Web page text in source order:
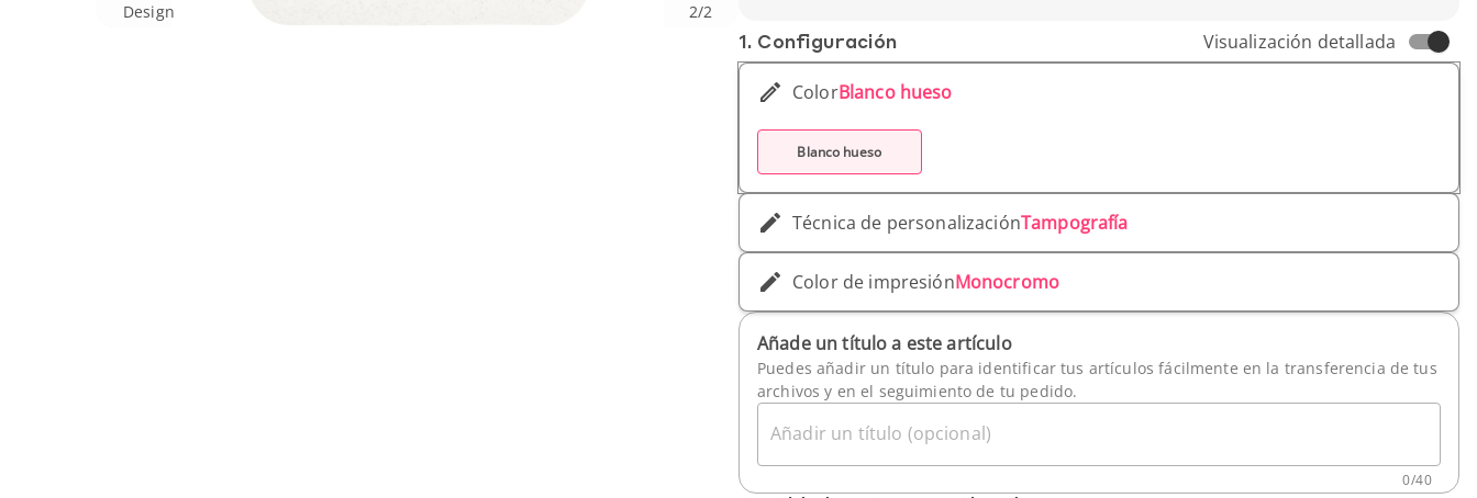
Design 2/2
1. Conf­iguración Visualización detallada
ColorBlanco hueso
Blanco hueso
Técnica de personalizaciónTampografía
Color de impresiónMonocromo
Añade un título a este artículo
Puedes añadir un título para identificar tus artículos fácilmente en la transferencia de tus
archivos y en el seguimiento de tu pedido.
Añadir un título (opcional)
0/40